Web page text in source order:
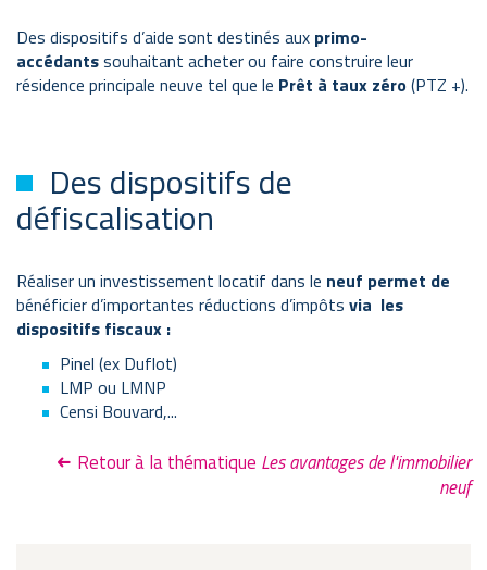
Des dispositifs d’aide sont destinés aux primo-
accédantssouhaitant acheter ou faire construire leur
résidence principale neuve tel que le Prêt à taux zéro(PTZ +).
Des dispositifs de
défiscalisation
Réaliser un investissement locatif dans le neuf permet de
bénéficier d’importantes réductions d’impôts via les
dispositifs fiscaux :
Pinel (ex Duflot)
LMP ou LMNP
Censi Bouvard,...
Retour à la thématique Les avantages de l'immobilier
neuf